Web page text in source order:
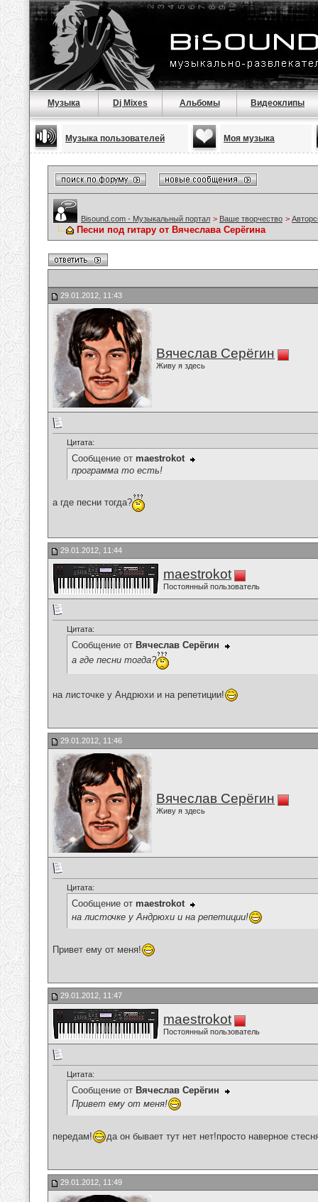
Музыка Dj Mixes Альбомы Видеоклипы
Музыка пользователей Моя музыка
Bisound.com - Музыкальный портал > Ваше творчество >
Песни под гитару от Вячеслава Серёгина
29.01.2012, 11:43
Вячеслав Серёгин
Живу я здесь
Цитата:
Сообщение от maestrokot
программа то есть!
а где песни тогда?
29.01.2012, 11:44
maestrokot
Постоянный пользователь
Цитата:
Сообщение от Вячеслав Серёгин
а где песни тогда?
на листочке у Андрюхи и на репетиции!
29.01.2012, 11:46
Вячеслав Серёгин
Живу я здесь
Цитата:
Сообщение от maestrokot
на листочке у Андрюхи и на репетиции!
Привет ему от меня!
29.01.2012, 11:47
maestrokot
Постоянный пользователь
Цитата:
Сообщение от Вячеслав Серёгин
Привет ему от меня!
передам! да он бывает тут нет нет!просто наверное
29.01.2012, 11:49